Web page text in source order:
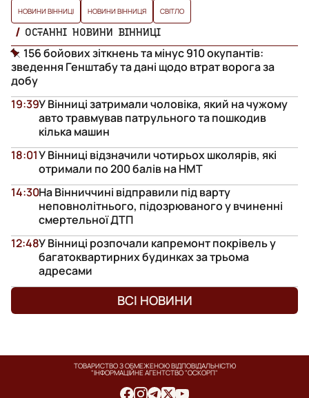
НОВИНИ ВІННИЦІ НОВИНИ ВІННИЦЯ СВІТЛО
ОСТАННІ НОВИНИ ВІННИЦІ
156 бойових зіткнень та мінус 910 окупантів:
зведення Генштабу та дані щодо втрат ворога за
добу
У Вінниці затримали чоловіка, який на чужому
авто травмував патрульного та пошкодив
кілька машин
19:39
У Вінниці відзначили чотирьох школярів, які
отримали по 200 балів на НМТ
18:01
На Вінниччині відправили під варту
неповнолітнього, підозрюваного у вчиненні
смертельної ДТП
14:30
У Вінниці розпочали капремонт покрівель у
багатоквартирних будинках за трьома
адресами
12:48
ВСІ НОВИНИ
ТОВАРИСТВО З ОБМЕЖЕНОЮ ВІДПОВІДАЛЬНІСТЮ
"ІНФОРМАЦІЙНЕ АГЕНТСТВО "ОСКОРП"